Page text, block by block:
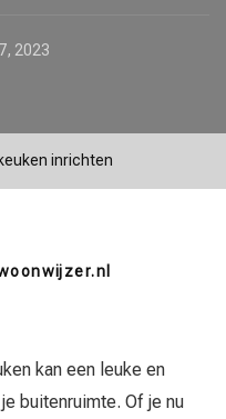
2023
inrichten
kan een leuke en
buitenruimte. Of je nu